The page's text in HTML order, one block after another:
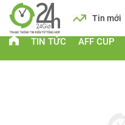
Lịch Tin mới
TIN TỨC AFF CUP